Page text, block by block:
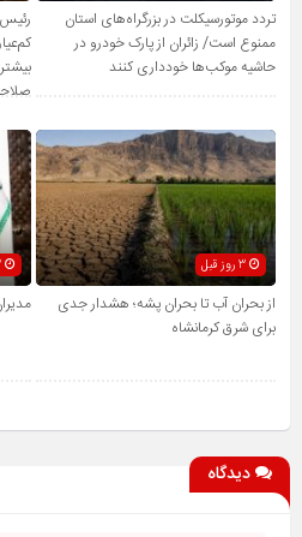
تردد موتورسیکلت در بزرگراه‌های استان
ممنوع است/ زائران از پارک خودرو در
حاشیه موکب‌ها خودداری کنند
3 روز قبل
از بحران آب تا بحران پشه؛ هشدار جدی
برای شرق کرمانشاه
دیدگاه